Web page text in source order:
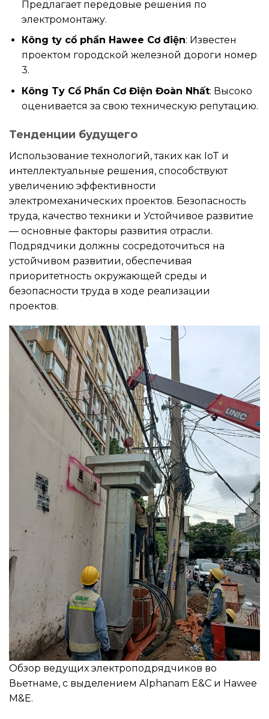
Предлагает передовые решения по
электромонтажу.
Кông ty cổ phần Hawee Cơ điện: Известен
проектом городской железной дороги номер
3.
Кông Ty Cổ Phần Cơ Điện Đoàn Nhất: Высоко
оценивается за свою техническую репутацию.
Тенденции будущего
Использование технологий, таких как IoT и
интеллектуальные решения, способствуют
увеличению эффективности
электромеханических проектов. Безопасность
труда, качество техники и Устойчивое развитие
— основные факторы развития отрасли.
Подрядчики должны сосредоточиться на
устойчивом развитии, обеспечивая
приоритетность окружающей среды и
безопасности труда в ходе реализации
проектов.
Обзор ведущих электроподрядчиков во
Вьетнаме, с выделением Alphanam E&C и Hawee
M&E.